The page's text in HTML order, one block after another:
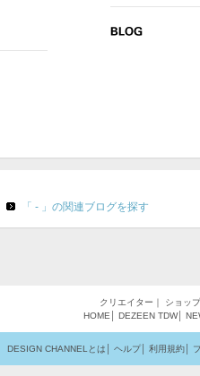
「 - 」の関連ブログを探す
クリエイター ｜ ショップ
HOME
DEZEEN TDW│
DESIGN CHANNELとは ヘルプ│ 利用規約│